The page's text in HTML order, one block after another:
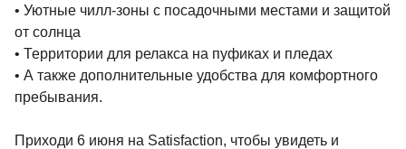
• Уютные чилл-зоны с посадочными местами и защитой
от солнца
• Территории для релакса на пуфиках и пледах
• А также дополнительные удобства для комфортного
пребывания.
Приходи 6 июня на Satisfaction, чтобы увидеть и